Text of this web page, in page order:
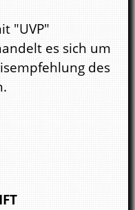
"UVP"
es sich um
des